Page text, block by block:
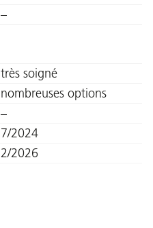
–
très soigné
nombreuses options
–
7/2024
2/2026